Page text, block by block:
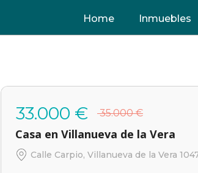
Home Inmuebles
33.000 € 35.000 €
Casa en Villanueva de la Vera
Calle Carpio, Villanueva de la Vera